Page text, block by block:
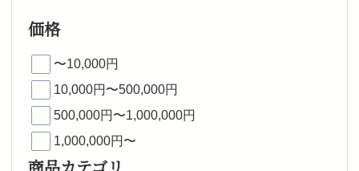
価格
〜10,000円
10,000円〜500,000円
500,000円〜1,000,000円
1,000,000円〜